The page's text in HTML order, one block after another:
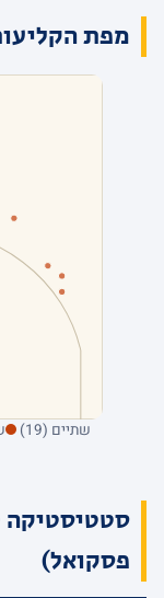
מפת
שתיים (19)
סטטיסטיקה
פסקואל)